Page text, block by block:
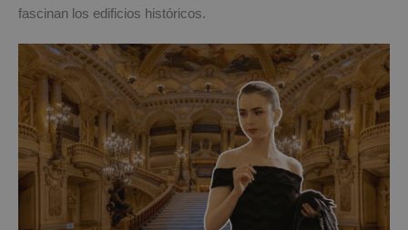
fascinan los edificios históricos.